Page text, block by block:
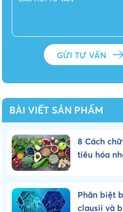
BÀI VIẾT SẢN PHẨM
8 Cách
tiêu hóa
Phân biệt
clausii và